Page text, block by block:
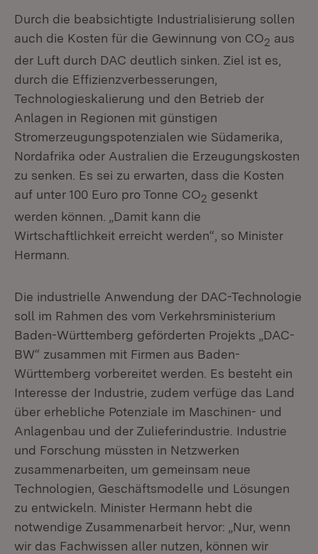
Durch die beabsichtigte Industrialisierung sollen
auch die Kosten für die Gewinnung von CO2 aus
der Luft durch DAC deutlich sinken. Ziel ist es,
durch die Effizienzverbesserungen,
Technologieskalierung und den Betrieb der
Anlagen in Regionen mit günstigen
Stromerzeugungspotenzialen wie Südamerika,
Nordafrika oder Australien die Erzeugungskosten
zu senken. Es sei zu erwarten, dass die Kosten
auf unter 100 Euro pro Tonne CO2 gesenkt
werden können. „Damit kann die
Wirtschaftlichkeit erreicht werden“, so Minister
Hermann.
Die industrielle Anwendung der DAC-Technologie
soll im Rahmen des vom Verkehrsministerium
Baden-Württemberg geförderten Projekts „DAC-
BW“ zusammen mit Firmen aus Baden-
Württemberg vorbereitet werden. Es besteht ein
Interesse der Industrie, zudem verfüge das Land
über erhebliche Potenziale im Maschinen- und
Anlagenbau und der Zulieferindustrie. Industrie
und Forschung müssten in Netzwerken
zusammenarbeiten, um gemeinsam neue
Technologien, Geschäftsmodelle und Lösungen
zu entwickeln. Minister Hermann hebt die
notwendige Zusammenarbeit hervor: „Nur, wenn
wir das Fachwissen aller nutzen, können wir